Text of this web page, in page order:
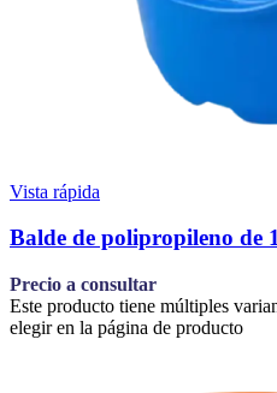
Vista rápida
Balde de polipropileno de
Precio a consultar
Este producto tiene múltiples
elegir en la página de producto